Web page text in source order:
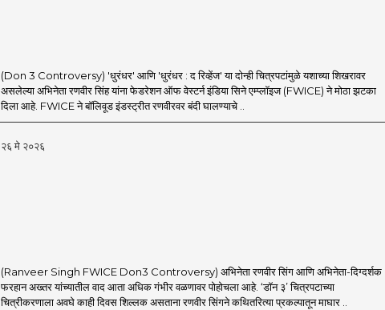
(Don 3 Controversy) 'धुरंधर' आणि 'धुरंधर : द रिव्हेंज' या दोन्ही चित्रपटांमुळे यशाच्या शिखरावर
असलेल्या अभिनेता रणवीर सिंह यांना फेडरेशन ऑफ वेस्टर्न इंडिया सिने एम्प्लॉइज (FWICE) ने मोठा झटका
दिला आहे. FWICE ने बॉलिवूड इंडस्ट्रीत रणवीरवर बंदी घालण्याचे ..
२६ मे २०२६
(Ranveer Singh FWICE Don3 Controversy) अभिनेता रणवीर सिंग आणि अभिनेता-दिग्दर्शक
फरहान अख्तर यांच्यातील वाद आता अधिक गंभीर वळणावर पोहोचला आहे. ‘डॉन ३’ चित्रपटाच्या
चित्रीकरणाला अवघे काही दिवस शिल्लक असताना रणवीर सिंगने कथितरित्या प्रकल्पातून माघार ..